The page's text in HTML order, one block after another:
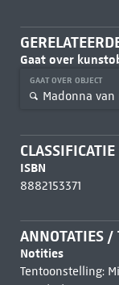
Gaat over
GAAT OVER OBJECT
Madonna
CLASSIFICATIE
ISBN
8882153371
ANNOTATIES /
Notities
Tentoonstelling: